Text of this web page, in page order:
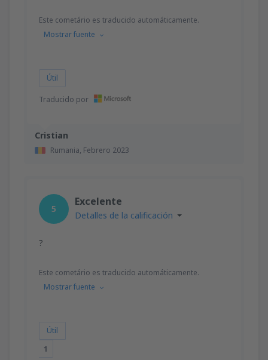
Cristian
Rumania, Febrero 2023
Este cometário es traducido automáticamente.
Mostrar fuente
Útil
Traducido por
5
Excelente
Detalles de la calificación
?
Este cometário es traducido automáticamente.
Mostrar fuente
Útil
1